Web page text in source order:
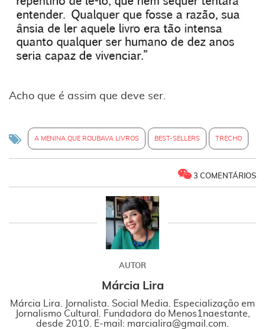
Acho que é assim que deve ser.
A MENINA QUE ROUBAVA LIVROS BEST-SELLERS TRECHO
3 COMENTÁRIOS
AUTOR
Márcia Lira
Márcia Lira. Jornalista. Social Media. Especialização em
Jornalismo Cultural. Fundadora do Menos1naestante,
desde 2010. E-mail: marcialira@gmail.com.